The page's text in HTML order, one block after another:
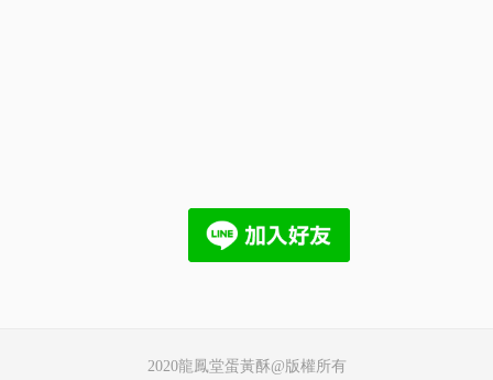
2020龍鳳堂蛋黃酥@版權所有